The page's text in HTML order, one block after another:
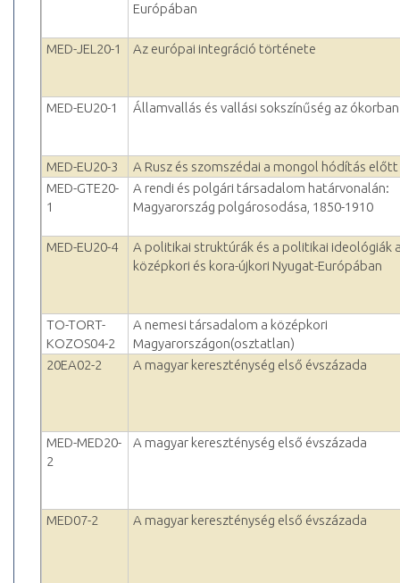
Európában
MED-JEL20-1 Az európai integráció története
MED-EU20-1 Államvallás és vallási sokszínűség az ókorban
MED-EU20-3
A Rusz és szomszédai a mongol hódítás előtt
MED-GTE20-
1
A rendi és polgári társadalom határvonalán:
Magyarország polgárosodása, 1850-1910
MED-EU20-4
A politikai struktúrák és a politikai ideológiák
középkori és kora-újkori Nyugat-Európában
TO-TORT-
KOZOS04-2
A nemesi társadalom a középkori
Magyarországon(osztatlan)
20EA02-2
A magyar kereszténység első évszázada
MED-MED20-
2
A magyar kereszténység első évszázada
MED07-2 A magyar kereszténység első évszázada